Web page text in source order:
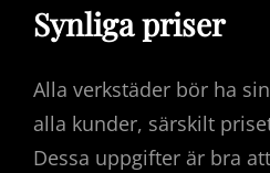
Synliga priser
Alla verkstäder bör ha
alla kunder, särskilt
Dessa uppgifter är bra